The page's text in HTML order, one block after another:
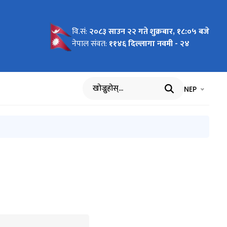
वि.सं: २०८३ साउन २२ गते शुक्रबार, १८:०५ बजे
नेपाल संवत: ११४६ दिल्लागा नवमी - २४
खोज्नुहोस् भाषा चयन
NEP